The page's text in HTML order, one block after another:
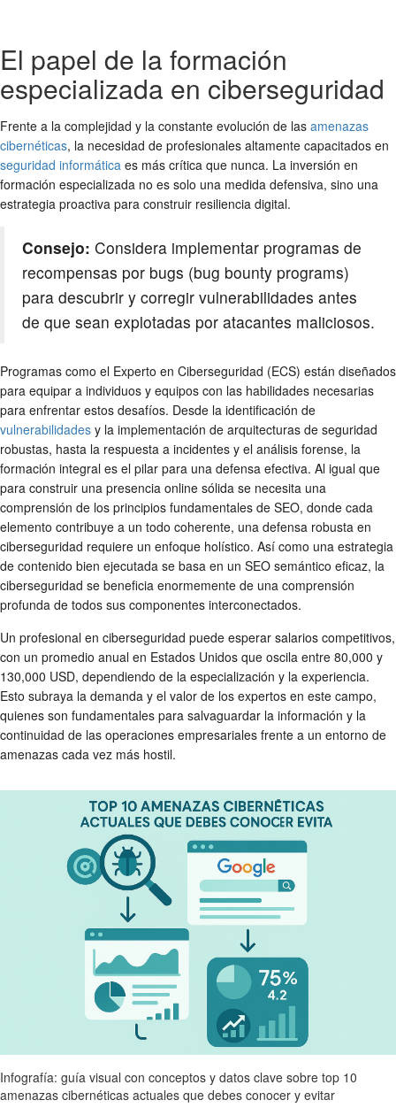
El papel de la formación
especializada en ciberseguridad
Frente a la complejidad y la constante evolución de las amenazas
cibernéticas, la necesidad de profesionales altamente capacitados en
seguridad informática es más crítica que nunca. La inversión en
formación especializada no es solo una medida defensiva, sino una
estrategia proactiva para construir resiliencia digital.
Consejo: Considera implementar programas de
recompensas por bugs (bug bounty programs)
para descubrir y corregir vulnerabilidades antes
de que sean explotadas por atacantes maliciosos.
Programas como el Experto en Ciberseguridad (ECS) están diseñados
para equipar a individuos y equipos con las habilidades necesarias
para enfrentar estos desafíos. Desde la identificación de
vulnerabilidades y la implementación de arquitecturas de seguridad
robustas, hasta la respuesta a incidentes y el análisis forense, la
formación integral es el pilar para una defensa efectiva. Al igual que
para construir una presencia online sólida se necesita una
comprensión de los principios fundamentales de SEO, donde cada
elemento contribuye a un todo coherente, una defensa robusta en
ciberseguridad requiere un enfoque holístico. Así como una estrategia
de contenido bien ejecutada se basa en un SEO semántico eficaz, la
ciberseguridad se beneficia enormemente de una comprensión
profunda de todos sus componentes interconectados.
Un profesional en ciberseguridad puede esperar salarios competitivos,
con un promedio anual en Estados Unidos que oscila entre 80,000 y
130,000 USD, dependiendo de la especialización y la experiencia.
Esto subraya la demanda y el valor de los expertos en este campo,
quienes son fundamentales para salvaguardar la información y la
continuidad de las operaciones empresariales frente a un entorno de
amenazas cada vez más hostil.
Infografía: guía visual con conceptos y datos clave sobre top 10
amenazas cibernéticas actuales que debes conocer y evitar